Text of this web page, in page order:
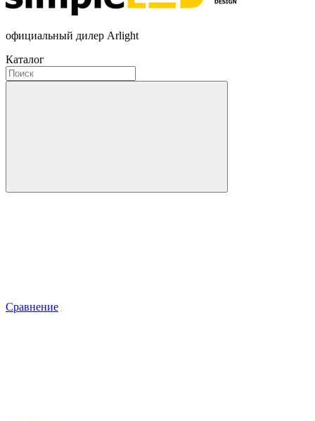
официальный дилер Arlight
Каталог
Сравнение